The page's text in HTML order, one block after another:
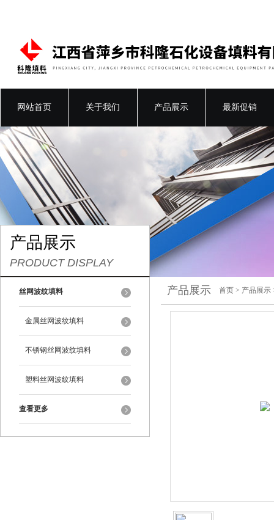
网站首页 关于我们 产品展示 最新促销
产品展示
PRODUCT DISPLAY
丝网波纹填料
金属丝网波纹填料
不锈钢丝网波纹填料
塑料丝网波纹填料
查看更多
产品展示 首页 > 产品展示